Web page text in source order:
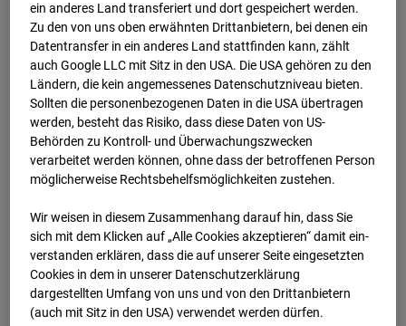
08.07.2026 07:20
ein anderes Land transferiert und dort gespeichert werden.
Zu den von uns oben erwähnten Drittanbietern, bei denen ein
Datentransfer in ein anderes Land stattfinden kann, zählt
auch Google LLC mit Sitz in den USA. Die USA gehören zu den
Ländern, die kein angemessenes Datenschutzniveau bieten.
Sollten die personenbezogenen Daten in die USA übertragen
werden, besteht das Risiko, dass diese Daten von US-
Behörden zu Kontroll- und Überwachungszwecken
verarbeitet werden können, ohne dass der betroffenen Person
möglicherweise Rechtsbehelfsmöglichkeiten zustehen.
Wir weisen in diesem Zusammenhang darauf hin, dass Sie
sich mit dem Klicken auf „Alle Cookies akzeptieren“ damit ein­
ver­standen erklären, dass die auf unserer Seite eingesetzten
Cookies in dem in unserer Datenschutzerklärung
dargestellten Umfang von uns und von den Drittanbietern
(auch mit Sitz in den USA) verwendet werden dürfen.